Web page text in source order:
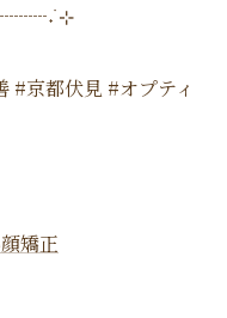
⊹
#京都伏見 #オプティ
矯正